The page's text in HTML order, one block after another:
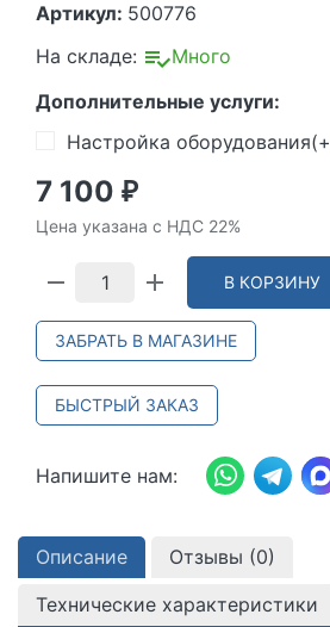
Артикул: 500776
На складе:
Много
Дополнительные услуги:
Настройка оборудования(+
7 100 ₽
Цена указана с НДС 22%
В КОРЗИНУ
ЗАБРАТЬ В МАГАЗИНЕ
БЫСТРЫЙ ЗАКАЗ
Напишите нам:
Описание Отзывы (0)
Технические характеристики